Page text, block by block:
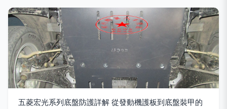
五菱宏光系列底盤防護詳解 從發動機護板到底盤裝甲的